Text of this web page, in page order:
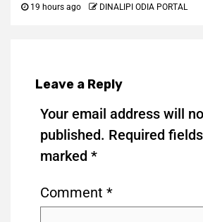
19 hours ago DINALIPI ODIA PORTAL
Leave a Reply
Your email address will
published. Required
marked *
Comment *